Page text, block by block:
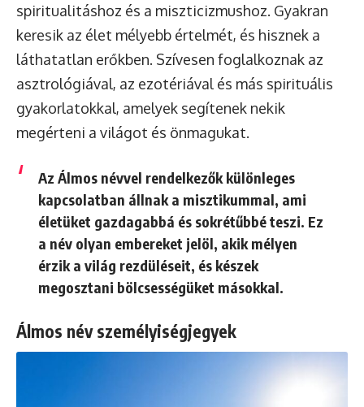
spiritualitáshoz és a miszticizmushoz. Gyakran
keresik az élet mélyebb értelmét, és hisznek a
láthatatlan erőkben. Szívesen foglalkoznak az
asztrológiával, az ezotériával és más spirituális
gyakorlatokkal, amelyek segítenek nekik
megérteni a világot és önmagukat.
Az Álmos névvel rendelkezők különleges
kapcsolatban állnak a misztikummal, ami
életüket gazdagabbá és sokrétűbbé teszi. Ez
a név olyan embereket jelöl, akik mélyen
érzik a világ rezdüléseit, és készek
megosztani bölcsességüket másokkal.
Álmos név személyiségjegyek